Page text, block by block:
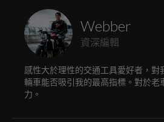
Webber
資深編輯
感性大於理性的交通工具愛好者，對
輛車能否吸引我的最高指標。對於老
力。